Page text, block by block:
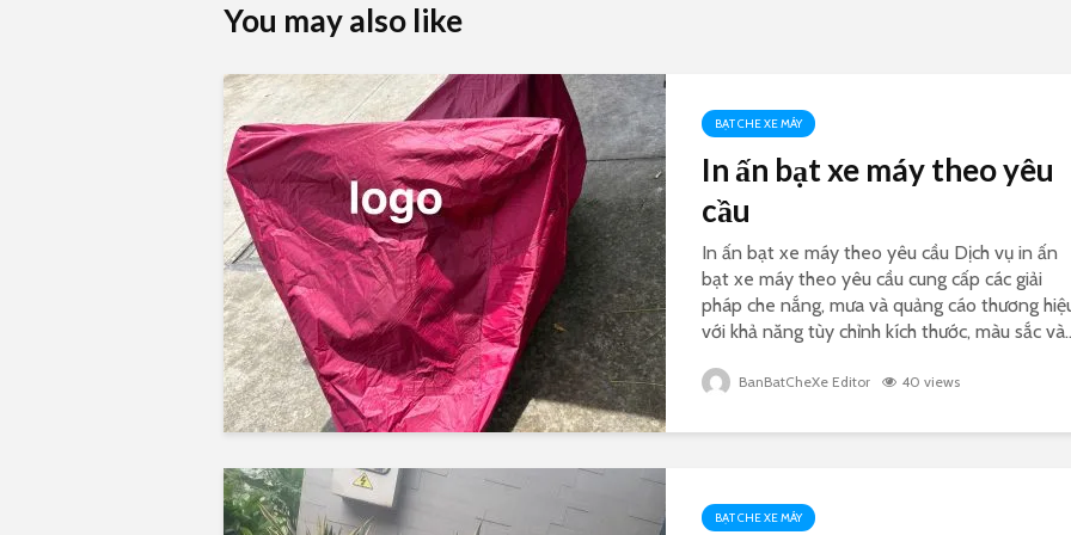
You may also like
BẠT CHE XE MÁY
In ấn bạt xe máy theo yêu
cầu
In ấn bạt xe máy theo yêu cầu Dịch vụ in ấn
bạt xe máy theo yêu cầu cung cấp các giải
pháp che nắng, mưa và quảng cáo thương
với khả năng tùy chỉnh kích thước, màu sắc
BanBatCheXe Editor 40 views
BẠT CHE XE MÁY